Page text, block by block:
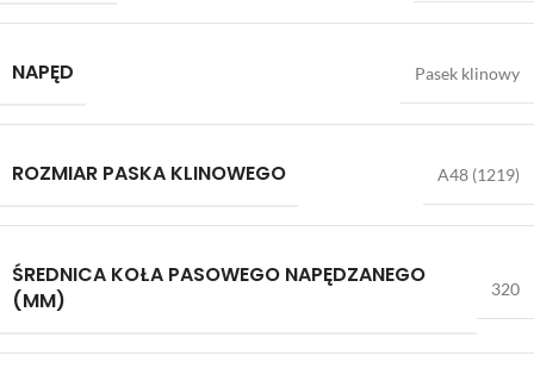
NAPĘD Pasek klinowy
ROZMIAR PASKA KLINOWEGO A48 (1219)
ŚREDNICA KOŁA PASOWEGO NAPĘDZANEGO
(MM)
320